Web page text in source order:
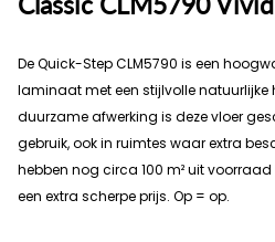
De Quick-Step CLM5790 is een
laminaat met een stijlvolle natuurlijke
duurzame afwerking is deze vloer
gebruik, ook in ruimtes waar extra
hebben nog circa 100 m² uit
een extra scherpe prijs. Op = op.